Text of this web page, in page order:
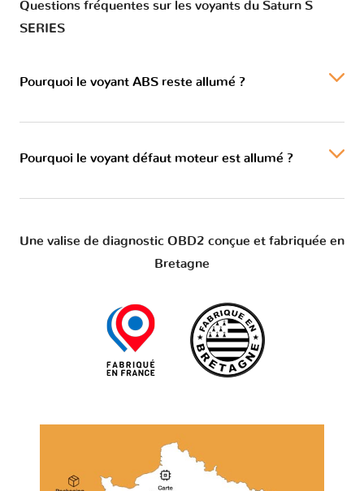
Questions fréquentes sur les voyants du Saturn S
SERIES
Pourquoi le voyant ABS reste allumé ?
Pourquoi le voyant défaut moteur est allumé ?
Une valise de diagnostic OBD2 conçue et fabriquée en
Bretagne